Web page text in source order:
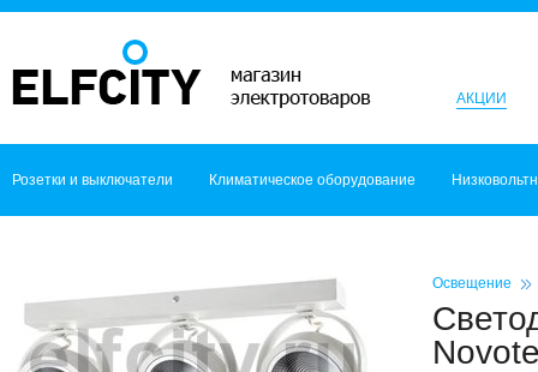
АКЦИИ
Розетки и выключатели Климатическое оборудование
Освещение